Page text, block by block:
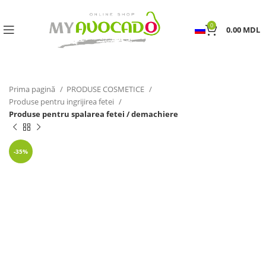
0 0.00 MDL
Prima pagină
PRODUSE COSMETICE
Produse pentru ingrijirea fetei
Produse pentru spalarea fetei / demachiere
-35%